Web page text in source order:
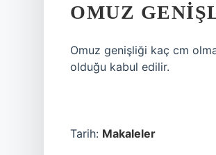
OMUZ
Omuz genişliği kaç cm
olduğu kabul edilir.
Tarih: Makaleler